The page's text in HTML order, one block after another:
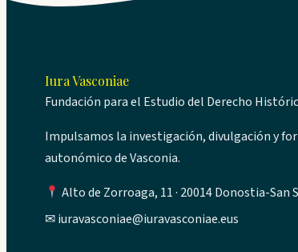
Iura Vasconiae
Fundación para el Estudio del Derecho
Impulsamos la investigación, divulgación y
autonómico de Vasconia.
Alto de Zorroaga, 11 · 20014 Donostia-San
✉iuravasconiae@iuravasconiae.eus